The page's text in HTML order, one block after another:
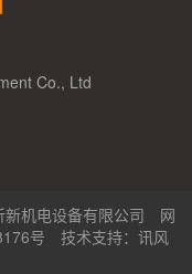
Co., Ltd
机电设备有限公司 网
号 技术支持： 讯风